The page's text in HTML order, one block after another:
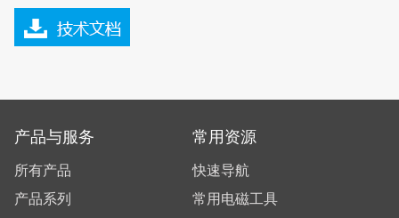
产品与服务
所有产品
产品系列
常用资源
快速导航
常用电磁工具